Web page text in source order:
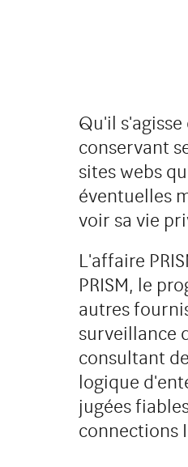
Qu'il
conservant
sites webs
éventuelles
voir sa vie
L'affaire
PRISM, le
autres
surveillance
consultant
logique
jugées
connections